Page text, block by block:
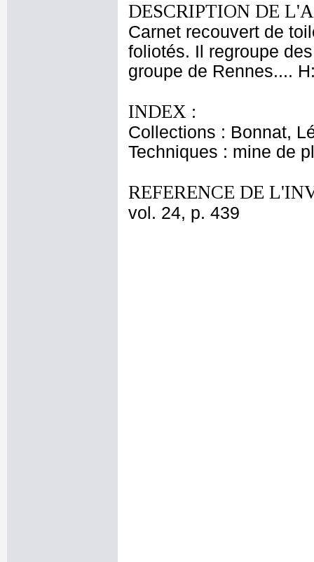
DESCRIPTION DE
Carnet recouvert de
foliotés. Il regroupe
groupe de Rennes....
INDEX :
Collections : Bonnat,
Techniques : mine de
REFERENCE DE
vol. 24, p. 439